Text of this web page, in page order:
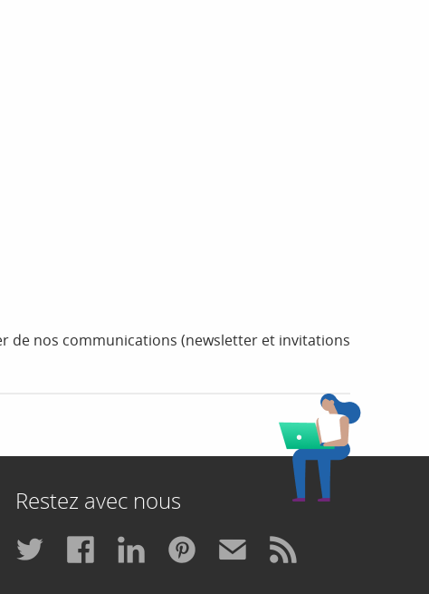
de nos communications (newsletter et invitations
Restez avec nous